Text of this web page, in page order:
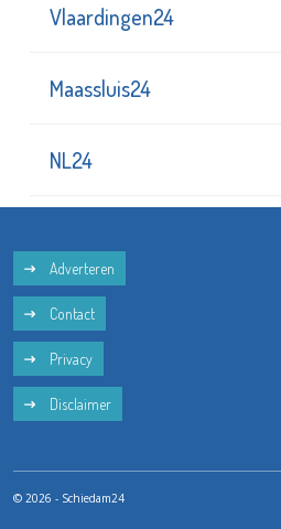
Vlaardingen24
Maassluis24
NL24
Adverteren
Contact
Privacy
Disclaimer
© 2026 - Schiedam24